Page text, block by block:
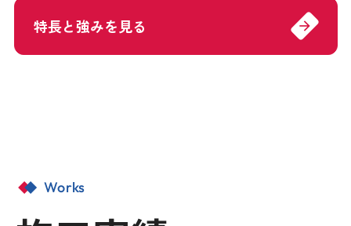
特長と強みを見る arrow_forward
Works